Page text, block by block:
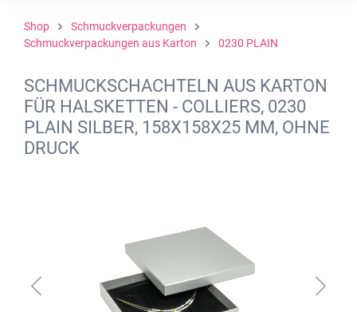
Shop
Schmuckverpackungen
Schmuckverpackungen aus Karton
0230 PLAIN
SCHMUCKSCHACHTELN AUS KARTON
FÜR HALSKETTEN - COLLIERS, 0230
PLAIN SILBER, 158X158X25 MM, OHNE
DRUCK